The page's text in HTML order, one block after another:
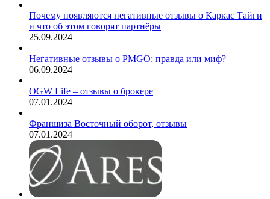
Почему появляются негативные отзывы о Каркас Тайги
и что об этом говорят партнёры
25.09.2024
Негативные отзывы о PMGO: правда или миф?
06.09.2024
OGW Life – отзывы о брокере
07.01.2024
Франшиза Восточный оборот, отзывы
07.01.2024